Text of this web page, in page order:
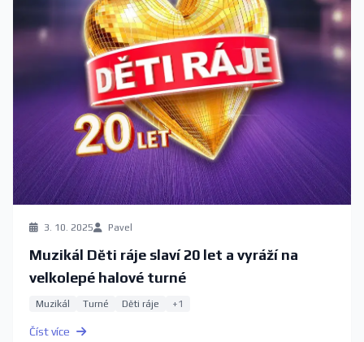
3. 10. 2025 Pavel
Muzikál Děti ráje slaví 20 let a vyráží na
velkolepé halové turné
Muzikál Turné Děti ráje +1
Číst více